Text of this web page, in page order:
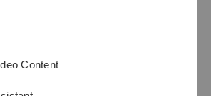
WiSe 2025/26 (only
2025/26 bieten wir wieder
Fallberatungen) sowohl
Content